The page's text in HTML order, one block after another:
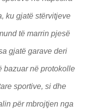
ku gjatë stërvitjeve
të marrin pjesë
gjatë garave deri
bazuar në protokolle
sportive, si dhe
për mbrojtjen nga